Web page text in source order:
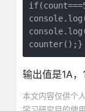
counter();}
输出值是1A
本文内容仅供个